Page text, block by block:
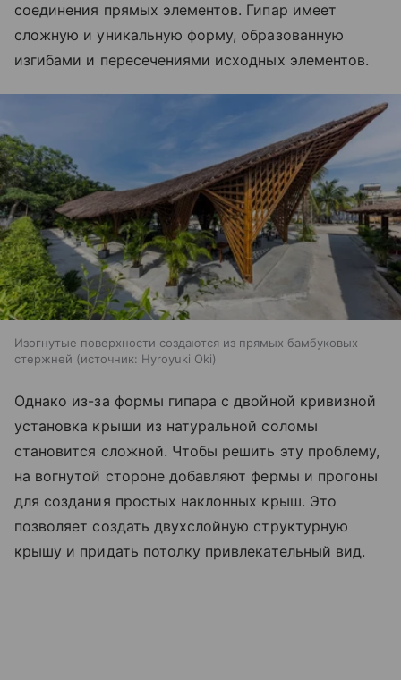
соединения прямых элементов. Гипар имеет
сложную и уникальную форму, образованную
изгибами и пересечениями исходных элементов.
Изогнутые поверхности создаются из прямых бамбуковых
стержней
источник: Hyroyuki Oki
Однако из-за формы гипара с двойной кривизной
установка крыши из натуральной соломы
становится сложной. Чтобы решить эту проблему,
на вогнутой стороне добавляют фермы и прогоны
для создания простых наклонных крыш. Это
позволяет создать двухслойную структурную
крышу и придать потолку привлекательный вид.